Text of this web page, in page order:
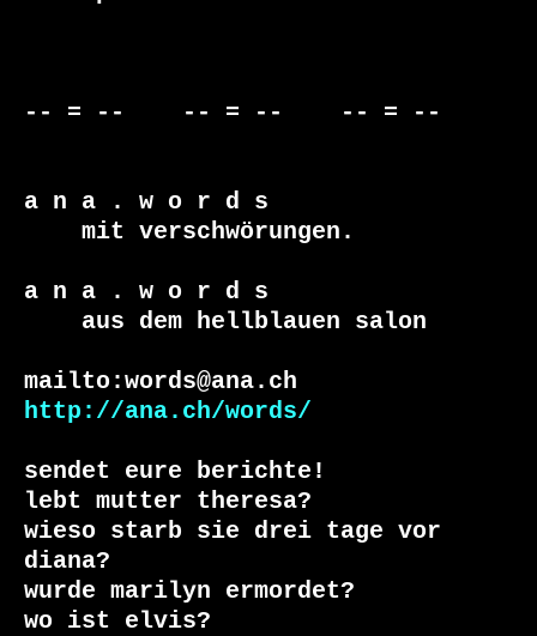
-- = --    -- = --    -- = --
a n a . w o r d s
a n a . w o r d s
http://ana.ch/words/
sendet eure berichte!
lebt mutter theresa?
wieso starb sie drei tage vor
diana?
wurde marilyn ermordet?
wo ist elvis?